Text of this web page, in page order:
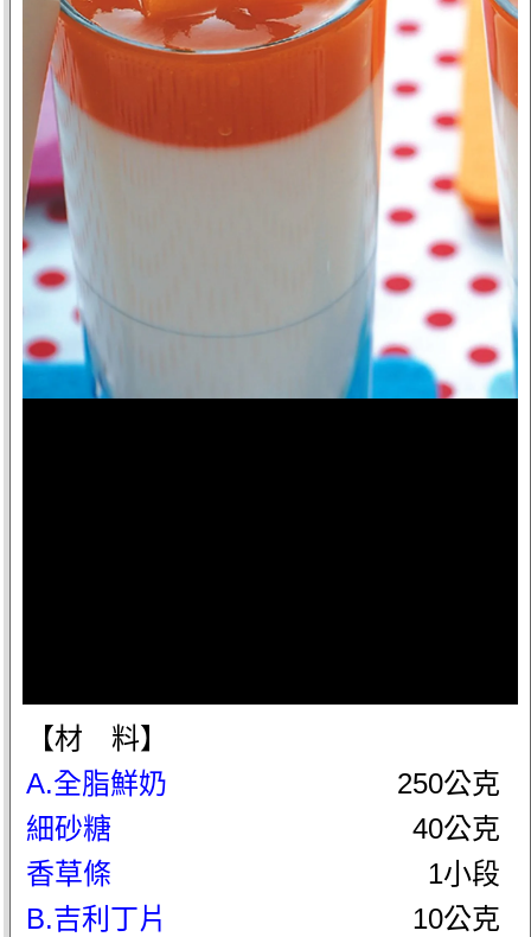
【材 料】
A.全脂鮮奶
250公克
細砂糖
40公克
香草條
1小段
B.吉利丁片
10公克